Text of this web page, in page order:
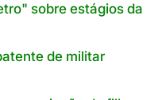
sobre estágios da
de militar